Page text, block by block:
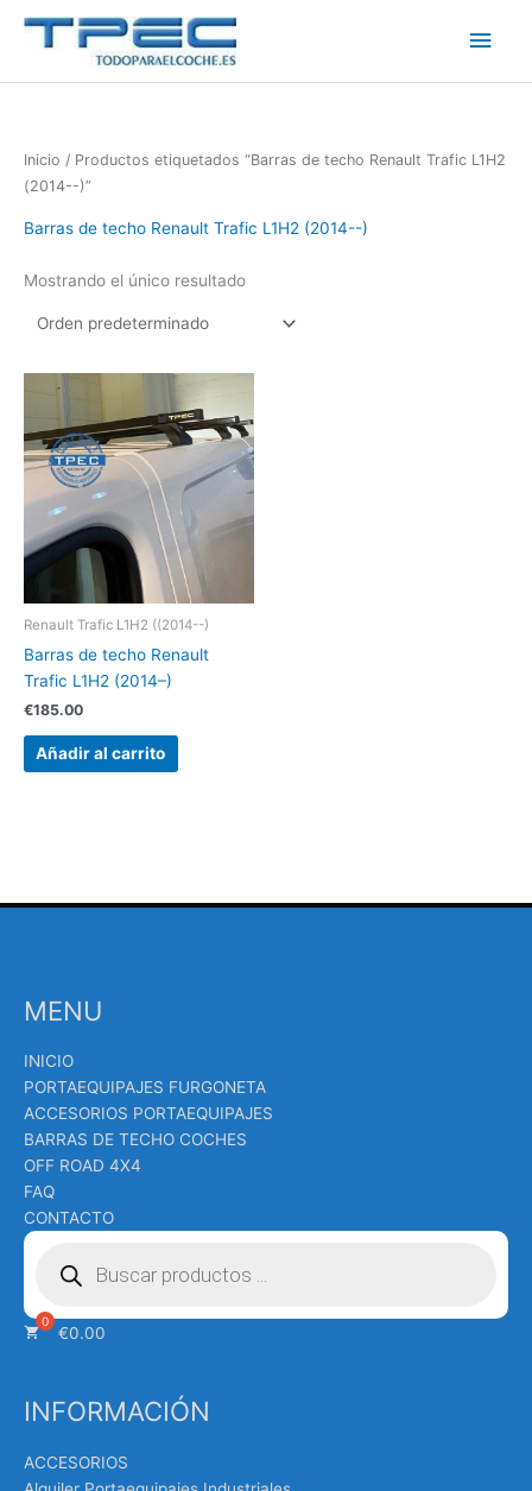
Inicio / Productos etiquetados “Barras de techo Renault Trafic L1H2
(2014--)”
Barras de techo Renault Trafic L1H2 (2014--)
Mostrando el único resultado
Renault Trafic L1H2 ((2014--)
Barras de techo Renault
Trafic L1H2 (2014–)
€185.00
Añadir al carrito
MENU
INICIO
PORTAEQUIPAJES FURGONETA
ACCESORIOS PORTAEQUIPAJES
BARRAS DE TECHO COCHES
OFF ROAD 4X4
FAQ
CONTACTO
Búsqueda
productos
€0.00
INFORMACIÓN
ACCESORIOS